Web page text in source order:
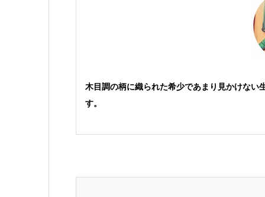
木目調の柄に織られた希少であまり見かけな
す。